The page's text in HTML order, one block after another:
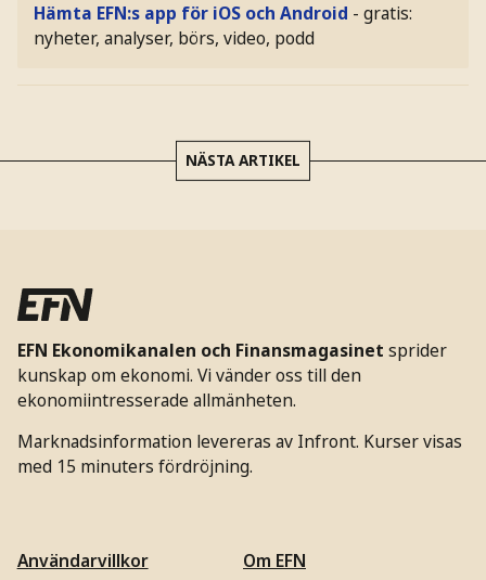
Hämta EFN:s app för iOS och Android - gratis:
nyheter, analyser, börs, video, podd
NÄSTA ARTIKEL
EFN Ekonomikanalen och Finansmagasinet sprider
kunskap om ekonomi. Vi vänder oss till den
ekonomiintresserade allmänheten.
Marknadsinformation levereras av Infront. Kurser visas
med 15 minuters fördröjning.
Användarvillkor
Om EFN